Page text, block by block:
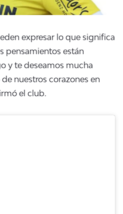
expresar lo que significa
pensamientos están
y te deseamos mucha
nuestros corazones en
el club.